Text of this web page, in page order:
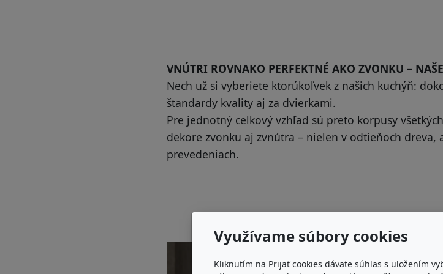
VNÚTRI ROVNAKO PERFEKTNÉ AKO ZVONKU –
Nech už si vyberiete ktorúkoľvek z našich kuchýň:
štandardy kvality aj za dvierkami.
Pre jednotný celkový vzhľad sú preto korpusy
dekore zvonku aj zvnútra – nielen v odtieňoch dreva,
prevedeniach.
U
Využívame súbory cookies
Kliknutím na Prijať cookies dávate súhlas s uložením